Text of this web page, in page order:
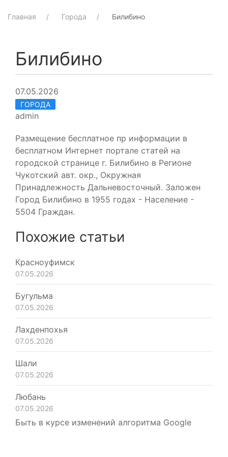
Главная Города Билибино
Билибино
07.05.2026
ГОРОДА
admin
Размещение бесплатное пр информации в
бесплатном Интернет портале статей на
городской странице г. Билибино в Регионе
Чукотский авт. окр., Окружная
Принадлежность Дальневосточный. Заложен
Город Билибино в 1955 годах - Население -
5504 Граждан.
Похожие статьи
Красноуфимск
07.05.2026
Бугульма
07.05.2026
Лахденпохья
07.05.2026
Шали
07.05.2026
Любань
07.05.2026
Быть в курсе изменений алгоритма Google